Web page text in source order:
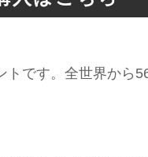
です。全世界から